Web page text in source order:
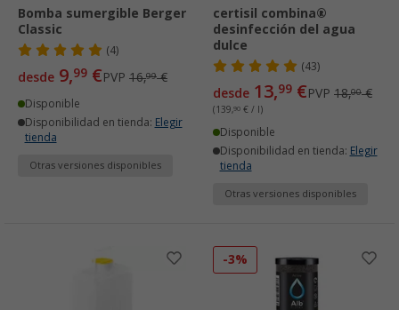
Bomba sumergible Berger
Classic
(4)
desde 9,99 €PVP 16,99€
Disponible
Disponibilidad en tienda: Elegir
tienda
Otras versiones disponibles
certisil combina®
desinfección del agua
dulce
(43)
desde 13,99 €PVP 18,00€
(139,90 € / l)
Disponible
Disponibilidad en tienda: Elegir
tienda
Otras versiones disponibles
-3%